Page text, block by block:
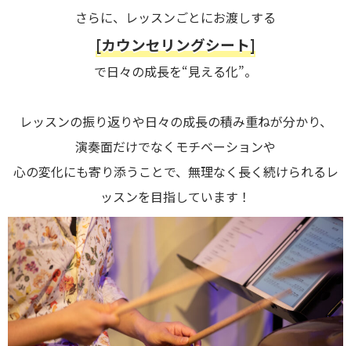
さらに、レッスンごとにお渡しする
[カウンセリングシート]
で日々の成長を“見える化”。
レッスンの振り返りや日々の成長の積み重ねが分かり、
演奏面だけでなくモチベーションや
心の変化にも寄り添うことで、無理なく長く続けられるレ
ッスンを目指しています！